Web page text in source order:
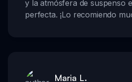
y la atmósfera de suspenso
perfecta. ¡Lo recomiendo
Maria L.